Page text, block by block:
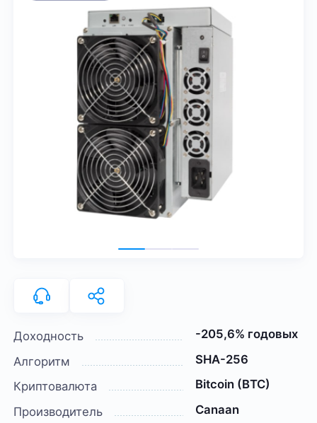
Доходность
-205,6% годовых
Алгоритм
SHA-256
Криптовалюта
Bitcoin (BTC)
Производитель
Canaan